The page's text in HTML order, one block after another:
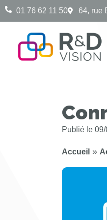
01 76 62 11 50 64, rue
Publié le
Accueil »